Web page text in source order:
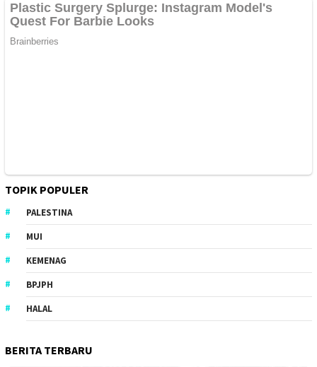
TOPIK POPULER
PALESTINA
MUI
KEMENAG
BPJPH
HALAL
BERITA TERBARU